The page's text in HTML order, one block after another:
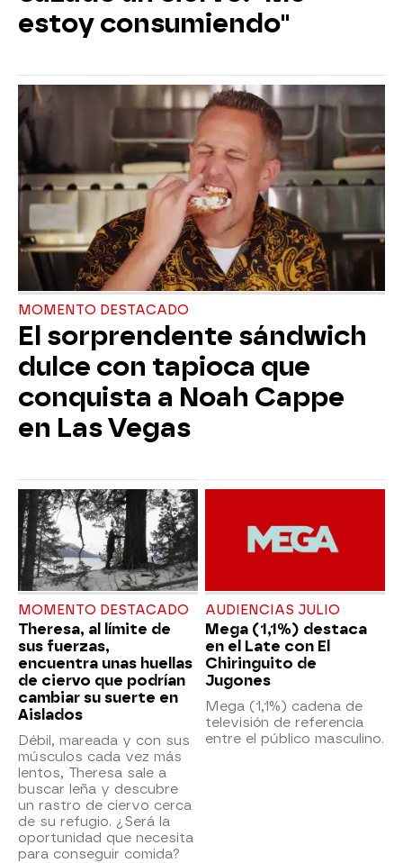
estoy consumiendo"
MOMENTO DESTACADO
El sorprendente sándwich
dulce con tapioca que
conquista a Noah Cappe
en Las Vegas
MOMENTO DESTACADO
Theresa, al límite de
sus fuerzas,
encuentra unas huellas
de ciervo que podrían
cambiar su suerte en
Aislados
Débil, mareada y con sus
músculos cada vez más
lentos, Theresa sale a
buscar leña y descubre
un rastro de ciervo cerca
de su refugio. ¿Será la
oportunidad que necesita
para conseguir comida?
AUDIENCIAS JULIO
Mega (1,1%) destaca
en el Late con El
Chiringuito de
Jugones
Mega (1,1%) cadena de
televisión de referencia
entre el público masculino.